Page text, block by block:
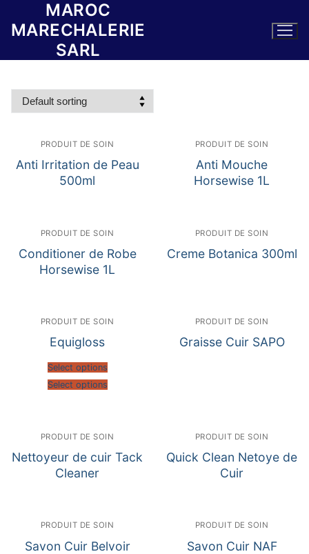
MAROC
MARECHALERIE
SARL
PRODUIT DE SOIN
Anti Irritation de Peau
500ml
PRODUIT DE SOIN
Anti Mouche
Horsewise 1L
PRODUIT DE SOIN
Conditioner de Robe
Horsewise 1L
PRODUIT DE SOIN
Creme Botanica 300ml
PRODUIT DE SOIN
Equigloss
Select options
Select options
PRODUIT DE SOIN
Graisse Cuir SAPO
PRODUIT DE SOIN
Nettoyeur de cuir Tack
Cleaner
PRODUIT DE SOIN
Quick Clean Netoye de
Cuir
PRODUIT DE SOIN
Savon Cuir Belvoir
PRODUIT DE SOIN
Savon Cuir NAF